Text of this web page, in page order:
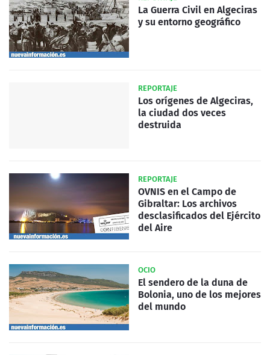
La Guerra Civil en Algeciras
y su entorno geográfico
REPORTAJE
Los orígenes de Algeciras,
la ciudad dos veces
destruida
REPORTAJE
OVNIS en el Campo de
Gibraltar: Los archivos
desclasificados del Ejército
del Aire
OCIO
El sendero de la duna de
Bolonia, uno de los mejores
del mundo